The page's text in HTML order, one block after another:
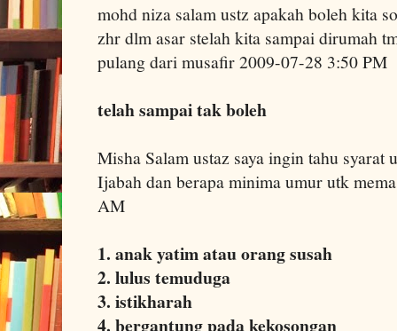
mohd niza salam ustz apakah boleh kita
zhr dlm asar stelah kita sampai dirumah
pulang dari musafir 2009-07-28 3:50 PM
telah sampai tak boleh
Misha Salam ustaz saya ingin tahu syarat
Ijabah dan berapa minima umur utk
AM
1. anak yatim atau orang susah
2. lulus temuduga
3. istikharah
4. bergantung pada kekosongan